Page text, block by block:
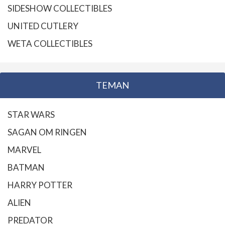
SIDESHOW COLLECTIBLES
UNITED CUTLERY
WETA COLLECTIBLES
TEMAN
STAR WARS
SAGAN OM RINGEN
MARVEL
BATMAN
HARRY POTTER
ALIEN
PREDATOR